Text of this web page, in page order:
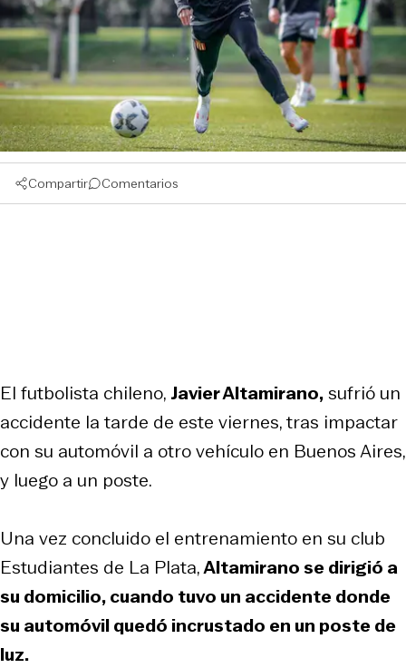
Compartir Comentarios
El futbolista chileno, Javier Altamirano,sufrió un
accidente la tarde de este viernes, tras impactar
con su automóvil a otro vehículo en Buenos Aires,
y luego a un poste.
Una vez concluido el entrenamiento en su club
Estudiantes de La Plata,Altamirano se dirigió a
su domicilio, cuando tuvo un accidente donde
su automóvil quedó incrustado en un poste de
luz.